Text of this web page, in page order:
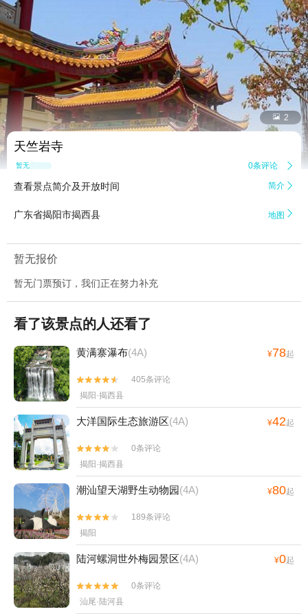
 2
天竺岩寺
暂无点评 0条评论 
查看景点简介及开放时间 简介 
广东省揭阳市揭西县 地图 
暂无报价
暂无门票预订，我们正在努力补充
看了该景点的人还看了
黄满寨瀑布(4A) ¥78起


405条评论
揭阳·揭西县
大洋国际生态旅游区(4A) ¥42起


0条评论
揭阳·揭西县
潮汕望天湖野生动物园(4A) ¥80起


189条评论
揭阳
陆河螺洞世外梅园景区(4A) ¥0起


0条评论
汕尾·陆河县
